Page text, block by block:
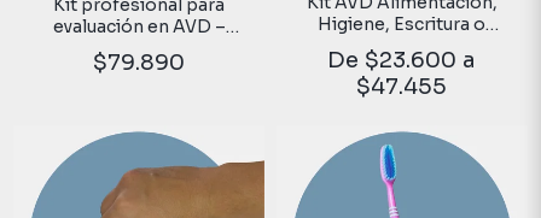
Kit profesional para
evaluación en AVD –
Herramientas para
valoración funcional.
$79.890
Higiene, Escritura o
Completo | Ayudas
técnicas
De $23.600 a
$47.455